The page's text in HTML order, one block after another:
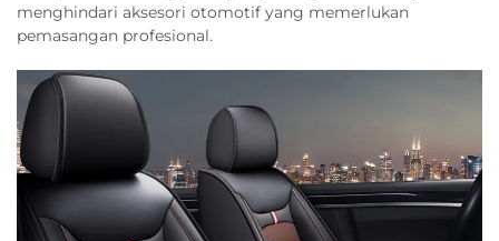
menghindari aksesori otomotif yang memerlukan
pemasangan profesional.